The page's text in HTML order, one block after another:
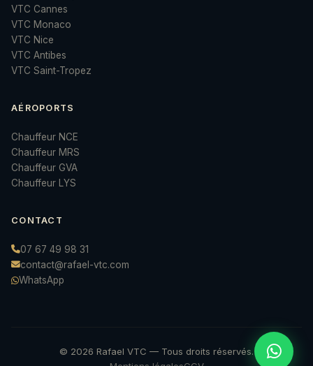
VTC Cannes
VTC Monaco
VTC Nice
VTC Antibes
VTC Saint-Tropez
AÉROPORTS
Chauffeur NCE
Chauffeur MRS
Chauffeur GVA
Chauffeur LYS
CONTACT
07 67 49 98 31
contact@rafael-vtc.com
WhatsApp
© 2026 Rafael VTC — Tous droits réservés.